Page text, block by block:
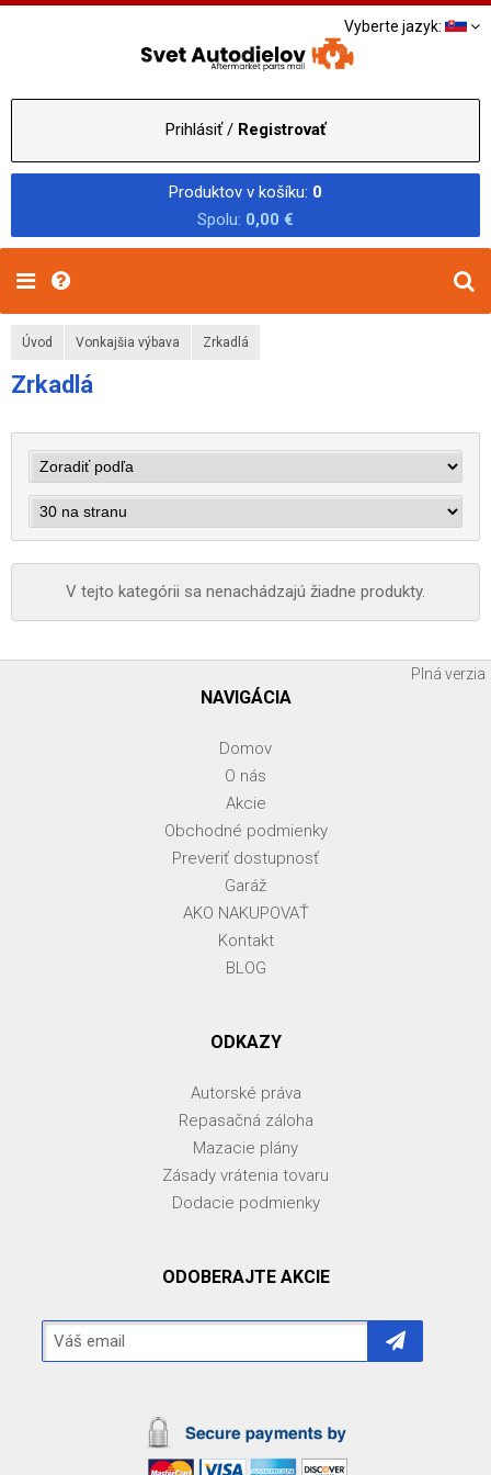
Vyberte jazyk:
Prihlásiť / Registrovať
Produktov v košíku: 0
Spolu: 0,00 €
Úvod Vonkajšia výbava Zrkadlá
Zrkadlá
V tejto kategórii sa nenachádzajú žiadne produkty.
Plná verzia
NAVIGÁCIA
Domov
O nás
Akcie
Obchodné podmienky
Preveriť dostupnosť
Garáž
AKO NAKUPOVAŤ
Kontakt
BLOG
ODKAZY
Autorské práva
Repasačná záloha
Mazacie plány
Zásady vrátenia tovaru
Dodacie podmienky
ODOBERAJTE AKCIE